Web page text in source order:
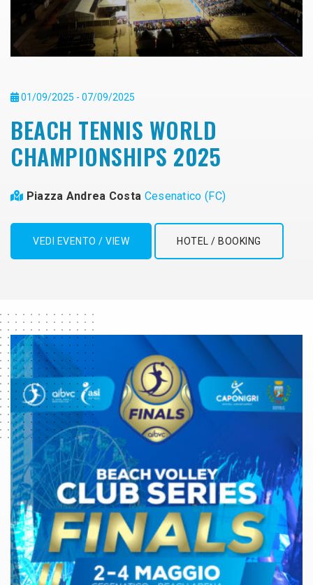
01/09/2025 - 07/09/2025
BEACH TENNIS WORLD
CHAMPIONSHIPS 2025
Piazza Andrea Costa Cesenatico (FC)
VEDI EVENTO / VIEW HOTEL / BOOKING